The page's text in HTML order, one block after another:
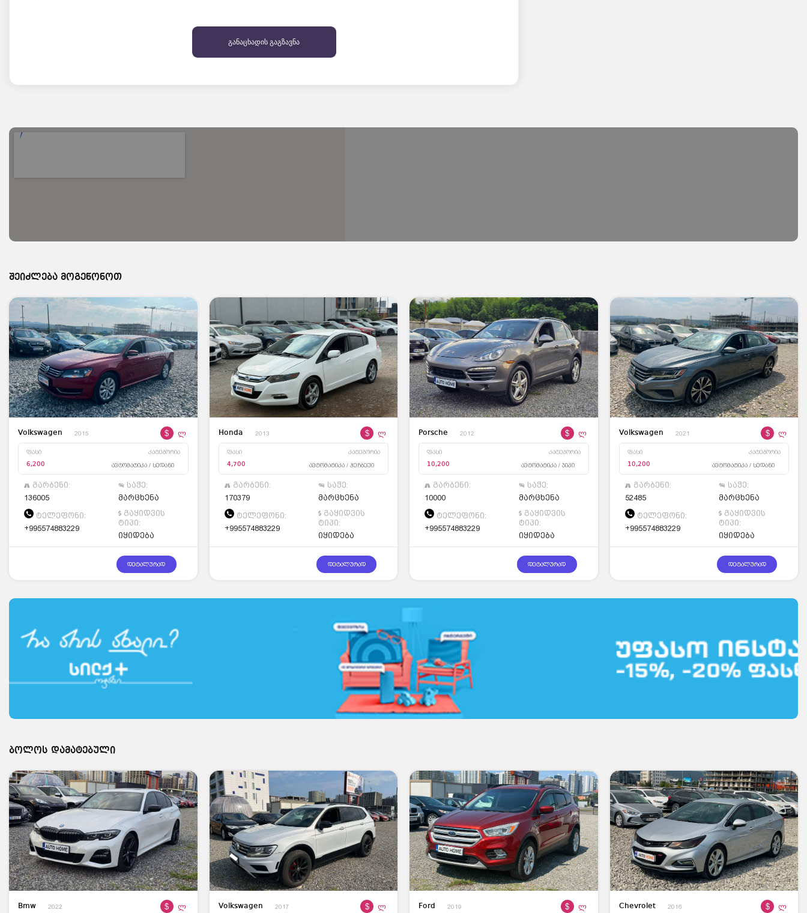
განაცხადის გაგზავნა
შეიძლება მოგეწონოთ
Volkswagen 2015 $ ლ
ფასი კატეგორია
6,200 ავტომატიკა / სედანი
გარბენი:
136005
საჭე:
მარცხენა
ტელეფონი:
+995574883229
გაყიდვის
ტიპი:
იყიდება
დეტალურად
Honda 2013 $ ლ
ფასი კატეგორია
4,700 ავტომატიკა / ჰეჩბექი
გარბენი:
170379
საჭე:
მარცხენა
ტელეფონი:
+995574883229
გაყიდვის
ტიპი:
იყიდება
დეტალურად
Porsche 2012 $ ლ
ფასი კატეგორია
10,200 ავტომატიკა / ჯიპი
გარბენი:
10000
საჭე:
მარცხენა
ტელეფონი:
+995574883229
გაყიდვის
ტიპი:
იყიდება
დეტალურად
Volkswagen 2021 $ ლ
ფასი კატეგორია
10,200 ავტომატიკა / სედანი
გარბენი:
52485
საჭე:
მარცხენა
ტელეფონი:
+995574883229
გაყიდვის
ტიპი:
იყიდება
დეტალურად
ბოლოს დამატებული
Bmw 2022 $ ლ Volkswagen 2017 $ ლ Ford 2019 $ ლ Chevrolet 2016 $ ლ